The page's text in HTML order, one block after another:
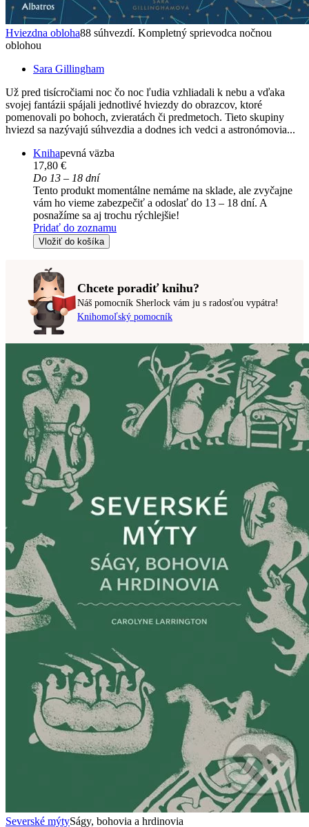
Hviezdna obloha88 súhvezdí. Kompletný sprievodca nočnou
oblohou
Sara Gillingham
Už pred tisícročiami noc čo noc ľudia vzhliadali k nebu a vďaka
svojej fantázii spájali jednotlivé hviezdy do obrazcov, ktoré
pomenovali po bohoch, zvieratách či predmetoch. Tieto skupiny
hviezd sa nazývajú súhvezdia a dodnes ich vedci a astronómovia...
Knihapevná väzba
17,80 €
Do 13 – 18 dní
Tento produkt momentálne nemáme na sklade, ale zvyčajne
vám ho vieme zabezpečiť a odoslať do 13 – 18 dní. A
posnažíme sa aj trochu rýchlejšie!
Pridať do zoznamu
Vložiť do košíka
Chcete poradiť knihu?
Náš pomocník Sherlock vám ju s radosťou vypátra!
Knihomoľský pomocník
Severské mýtySágy, bohovia a hrdinovia